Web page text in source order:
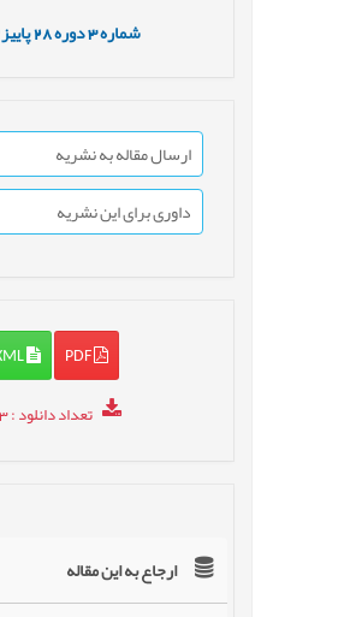
شماره3 دوره پاییز
ارسال مقاله به نشریه
داوری برای این نشریه
PDF
XML
تعداد دانلود: 1633
ارجاع به این مقاله